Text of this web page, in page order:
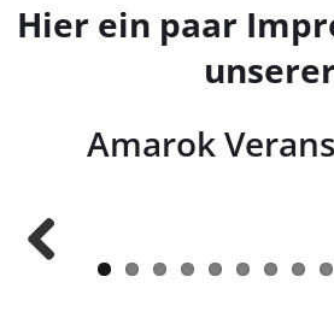
Hier ein paar
unserer
Amarok